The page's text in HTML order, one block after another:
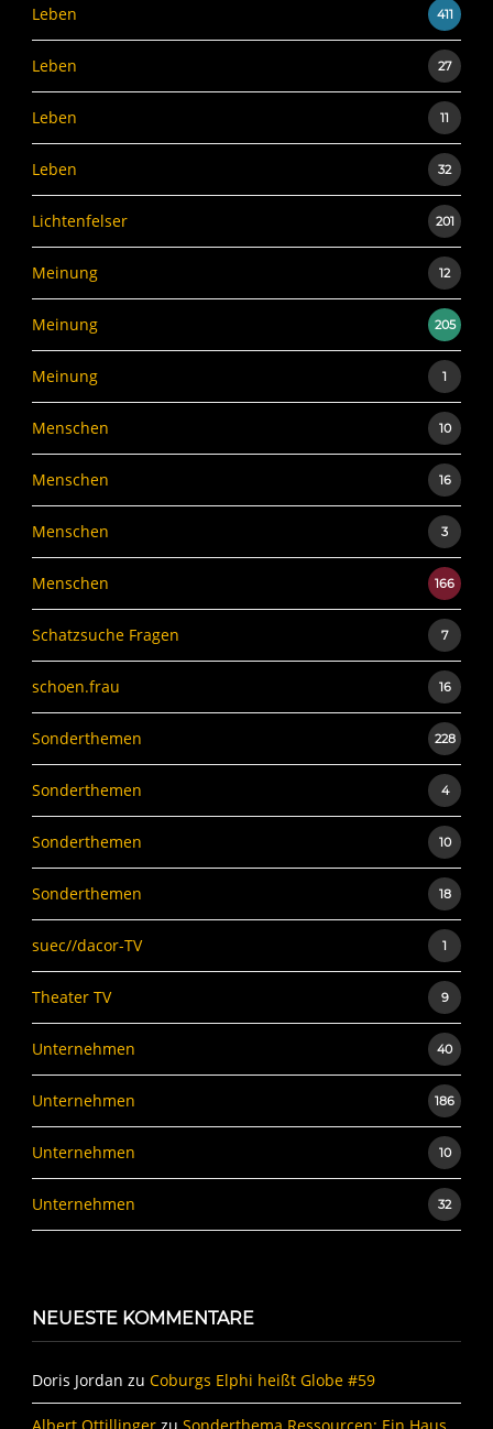
Leben 411
Leben 27
Leben 11
Leben 32
Lichtenfelser 201
Meinung 12
Meinung 205
Meinung 1
Menschen 10
Menschen 16
Menschen 3
Menschen 166
Schatzsuche Fragen 7
schoen.frau 16
Sonderthemen 228
Sonderthemen 4
Sonderthemen 10
Sonderthemen 18
suec//dacor-TV 1
Theater TV 9
Unternehmen 40
Unternehmen 186
Unternehmen 10
Unternehmen 32
NEUESTE KOMMENTARE
Doris Jordan zu Coburgs Elphi heißt Globe #59